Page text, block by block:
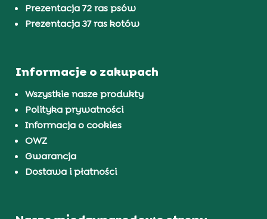
Prezentacja 72 ras psów
Prezentacja 37 ras kotów
Informacje o zakupach
Wszystkie nasze produkty
Polityka prywatności
Informacja o cookies
OWZ
Gwarancja
Dostawa i płatności